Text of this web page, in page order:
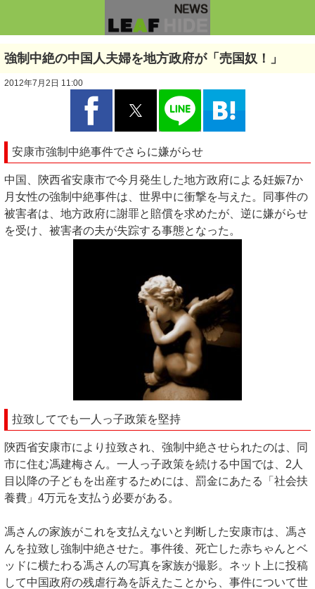
強制中絶の中国人夫婦を地方政府が「売国奴！」
2012年7月2日 11:00
安康市強制中絶事件でさらに嫌がらせ
中国、陝西省安康市で今月発生した地方政府による妊娠7か
月女性の強制中絶事件は、世界中に衝撃を与えた。同事件の
被害者は、地方政府に謝罪と賠償を求めたが、逆に嫌がらせ
を受け、被害者の夫が失踪する事態となった。
拉致してでも一人っ子政策を堅持
陝西省安康市により拉致され、強制中絶させられたのは、同
市に住む馮建梅さん。一人っ子政策を続ける中国では、2人
目以降の子どもを出産するためには、罰金にあたる「社会扶
養費」4万元を支払う必要がある。
馮さんの家族がこれを支払えないと判断した安康市は、馮さ
んを拉致し強制中絶させた。事件後、死亡した赤ちゃんとベ
ッドに横たわる馮さんの写真を家族が撮影。ネット上に投稿
して中国政府の残虐行為を訴えたことから、事件について世